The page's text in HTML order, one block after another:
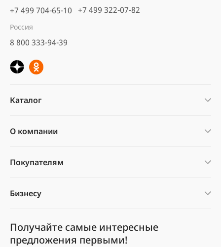
+7 499 704-65-10 +7 499 322-07-82
Россия
8 800 333-94-39
Каталог
О компании
Покупателям
Бизнесу
Получайте самые интересные
предложения первыми!